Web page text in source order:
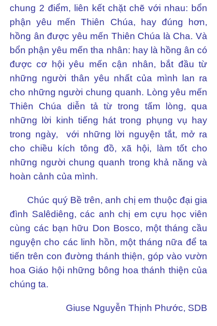
chung 2 điểm, liên kết chặt chẽ với nhau: bổn
phận yêu mến Thiên Chúa, hay đúng hơn,
hồng ân được yêu mến Thiên Chúa là Cha. Và
bổn phận yêu mến tha nhân: hay là hồng ân có
được cơ hội yêu mến cận nhân, bắt đầu từ
những người thân yêu nhất của mình lan ra
cho những người chung quanh. Lòng yêu mến
Thiên Chúa diễn tả từ trong tấm lòng, qua
những lời kinh tiếng hát trong phụng vụ hay
trong ngày, với những lời nguyện tắt, mở ra
cho chiều kích tông đồ, xã hội, làm tốt cho
những người chung quanh trong khả năng và
hoàn cảnh của mình.
Chúc quý Bề trên, anh chị em thuộc đại gia
đình Salêdiêng, các anh chị em cựu học viên
cùng các bạn hữu Don Bosco, một tháng cầu
nguyện cho các linh hồn, một tháng nữa để ta
tiến trên con đường thánh thiện, góp vào vườn
hoa Giáo hội những bông hoa thánh thiện của
chúng ta.
Giuse Nguyễn Thịnh Phước, SDB